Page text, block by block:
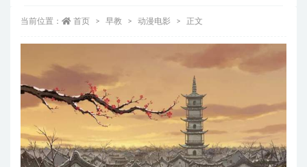
当前位置： 首页 早教 动漫电影 正文